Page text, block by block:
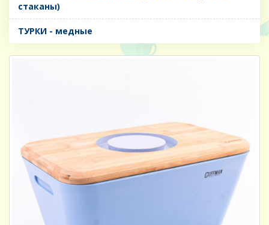
стаканы)
ТУРКИ - медные